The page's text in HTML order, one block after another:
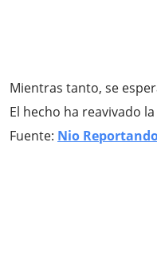
Mientras tanto, se
El hecho ha reavivado
Fuente: Nio